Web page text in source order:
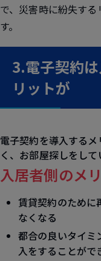
で、 災害時に紛失する
す。
3.電子契約
リットが
電子契約を導入する
く、お部屋探しをして
入居者側のメ
賃貸契約のために
なくなる
都合の良いタイミ
入をすることがで